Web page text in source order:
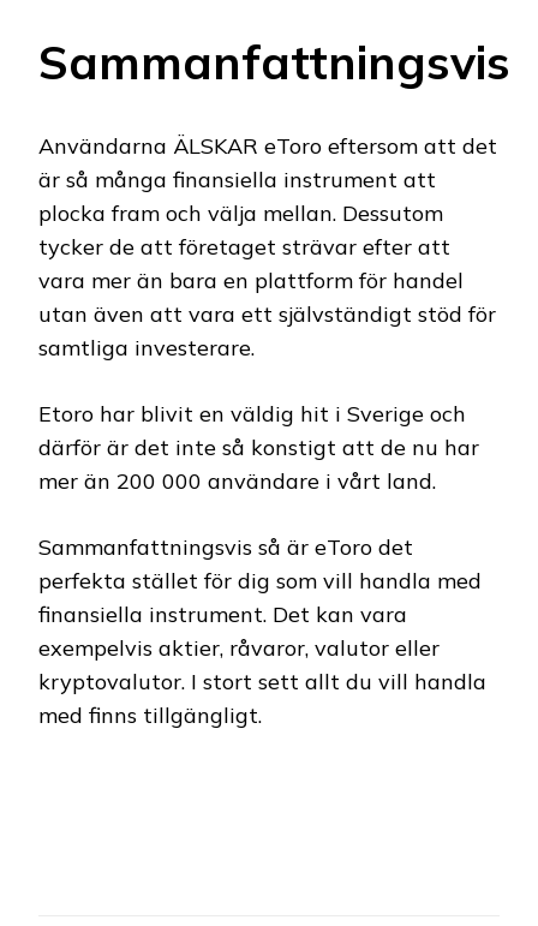
Sammanfattningsvis
Användarna ÄLSKAR eToro eftersom att det
är så många finansiella instrument att
plocka fram och välja mellan. Dessutom
tycker de att företaget strävar efter att
vara mer än bara en plattform för handel
utan även att vara ett självständigt stöd för
samtliga investerare.
Etoro har blivit en väldig hit i Sverige och
därför är det inte så konstigt att de nu har
mer än 200 000 användare i vårt land.
Sammanfattningsvis så är eToro det
perfekta stället för dig som vill handla med
finansiella instrument. Det kan vara
exempelvis aktier, råvaror, valutor eller
kryptovalutor. I stort sett allt du vill handla
med finns tillgängligt.